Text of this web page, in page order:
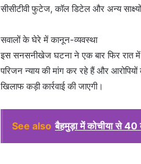
सीसीटीवी फुटेज, कॉल डिटेल और अन्य
सवालों के घेरे में कानून-व्यवस्था
इस सनसनीखेज घटना ने एक बार फिर रात में
परिजन न्याय की मांग कर रहे हैं और आरोपियों
खिलाफ कड़ी कार्रवाई की जाएगी।
See also बैहमुड़ा में कोचीया से 40